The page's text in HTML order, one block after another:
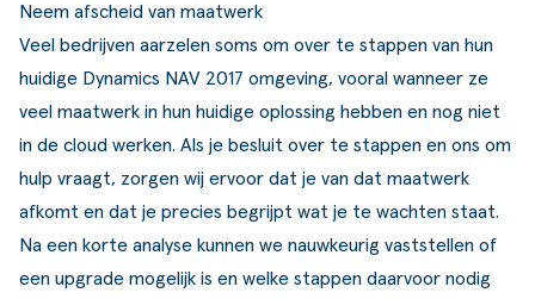
Neem afscheid van maatwerk
Veel bedrijven aarzelen soms om over te stappen van hun
huidige Dynamics NAV 2017 omgeving, vooral wanneer ze
veel maatwerk in hun huidige oplossing hebben en nog niet
in de cloud werken. Als je besluit over te stappen en ons om
hulp vraagt, zorgen wij ervoor dat je van dat maatwerk
afkomt en dat je precies begrijpt wat je te wachten staat.
Na een korte analyse kunnen we nauwkeurig vaststellen of
een upgrade mogelijk is en welke stappen daarvoor nodig